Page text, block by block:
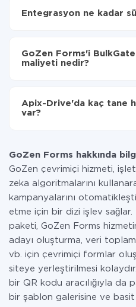
aktarılacağını seçin
BulkGate'ye aktarılacaktır.
Entegrasyon ne kadar
olarak, 10-15 dakika sürer.
GoZen Forms'i
maliyeti nedir?
Hizmetimiz aracılığıyla
diğerine aktarılan veri
Apix-Drive'da kaç tane
var?
GoZen Forms hakkında
GoZen çevrimiçi hizmeti,
zeka algoritmalarını
kampanyalarını
etme için bir dizi işlev
paketi, GoZen Forms
adayı oluşturma, veri
vb. için çevrimiçi formlar
siteye yerleştirilmesi
bir QR kodu aracılığıyla da
bir şablon galerisine ve